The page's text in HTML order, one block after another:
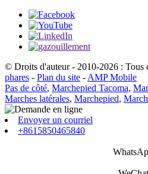
© Droits d'auteur - 2010-2026 : Tous
phares - Plan du site - AMP Mobile
Pas de côté, Marchepied Tacoma,
Marches latérales, Marchepied,
Envoyer un courriel
+8615850465840